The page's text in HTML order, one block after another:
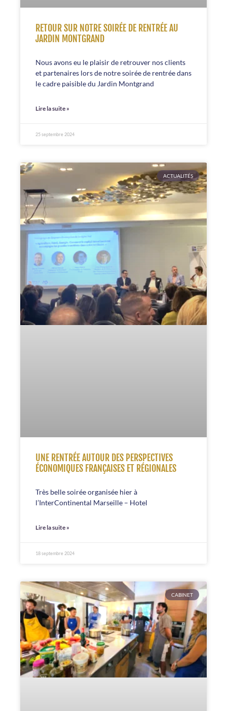
RETOUR SUR NOTRE SOIRÉE DE RENTRÉE AU
JARDIN MONTGRAND
Nous avons eu le plaisir de retrouver nos clients
et partenaires lors de notre soirée de rentrée dans
le cadre paisible du Jardin Montgrand
Lire la suite »
25 septembre 2024
ACTUALITÉS
UNE RENTRÉE AUTOUR DES PERSPECTIVES
ÉCONOMIQUES FRANÇAISES ET RÉGIONALES
Très belle soirée organisée hier à
l’InterContinental Marseille – Hotel
Lire la suite »
18 septembre 2024
CABINET